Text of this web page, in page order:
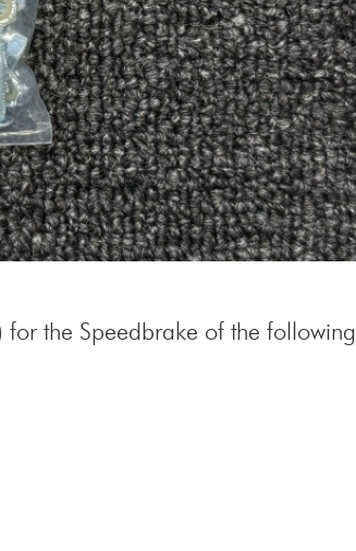
the Speedbrake of the following